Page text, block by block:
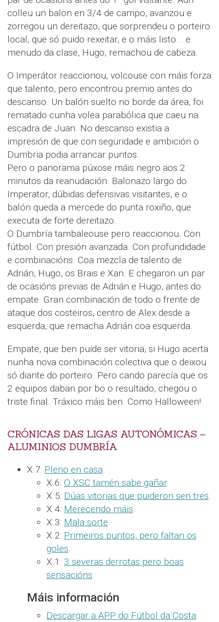
colleu un balon en 3/4 de campo, avanzou e
zorregou un dereitazo, que sorprendeu o porteiro
local, que só puido rexeitar, e o máis listo... e
menudo da clase, Hugo, remachou de cabeza.
O Imperátor reaccionou, volcouse con máis forza
que talento, pero encontrou premio antes do
descanso. Un balón suelto no borde da área, foi
rematado cunha volea parabólica que caeu na
escadra de Juan. No descanso existia a
impresión de que con seguridade e ambición o
Dumbria podia arrancar puntos.
Pero o panorama púxose máis negro aos 2
minutos da reanudación. Balonazo largo do
Imperator, dúbidas defensivas visitantes, e o
balón queda a mercede do punta roxiño, que
executa de forte dereitazo.
O Dumbría tambaleouse pero reaccionou. Con
fútbol. Con presión avanzada. Con profundidade
e combinacións. Coa mezcla de talento de
Adrián, Hugo, os Brais e Xan. E chegaron un par
de ocasións previas de Adrián e Hugo, antes do
empate. Gran combinación de todo o frente de
ataque dos costeiros, centro de Alex desde a
esquerda, que remacha Adrián coa esquerda.
Empate, que ben puide ser vitoria, si Hugo acerta
nunha nova combinación colectiva que o deixou
só diante do porteiro. Pero cando parecía que os
2 equipos daban por bo o resultado, chegou o
triste final. Tráxico máis ben. Como Halloween!
CRÓNICAS DAS LIGAS AUTONÓMICAS –
ALUMINIOS DUMBRÍA
X.7: Pleno en casa.
X.6: O XSC tamén sabe gañar.
X.5: Dúas vitorias que puideron sen tres.
X.4: Merecendo máis.
X.3: Mala sorte.
X.2: Primeiros puntos, pero faltan os
goles.
X.1: 3 severas derrotas pero boas
sensacións.
Máis información
Descargar a APP do Fútbol da Costa.